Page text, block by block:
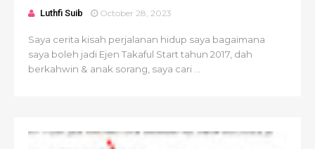
Luthfi Suib October 28, 2023
Saya cerita kisah perjalanan hidup saya bagaimana
saya boleh jadi Ejen Takaful Start tahun 2017, dah
berkahwin & anak sorang, saya cari ...